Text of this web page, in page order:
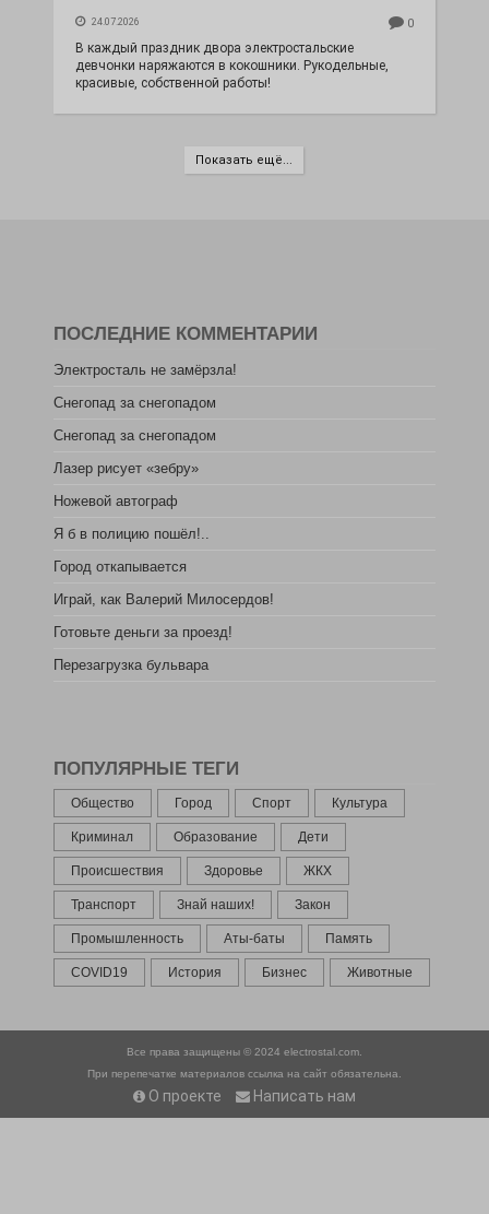
24.07.2026 0
В каждый праздник двора электростальские
девчонки наряжаются в кокошники. Рукодельные,
красивые, собственной работы!
Показать ещё...
ПОСЛЕДНИЕ КОММЕНТАРИИ
Электросталь не замёрзла!
Снегопад за снегопадом
Снегопад за снегопадом
Лазер рисует «зебру»
Ножевой автограф
Я б в полицию пошёл!..
Город откапывается
Играй, как Валерий Милосердов!
Готовьте деньги за проезд!
Перезагрузка бульвара
ПОПУЛЯРНЫЕ ТЕГИ
Общество Город Спорт Культура
Криминал Образование Дети
Происшествия Здоровье ЖКХ
Транспорт Знай наших! Закон
Промышленность Аты-баты Память
COVID19 История Бизнес Животные
Все права защищены © 2024 electrostal.com.
При перепечатке материалов ссылка на сайт обязательна.
О проекте Написать нам